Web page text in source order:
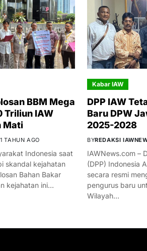
BBM Mega
Triliun IAW
Mati
1 TAHUN AGO
Indonesia saat
skandal kejahatan
Bahan Bakar
kejahatan ini…
Kabar IAW
DPP IAW
Baru DPW
2025-2028
BYREDAKSI
IAWNews.com –
(DPP) Indonesia
secara resmi
pengurus baru
Wilayah…